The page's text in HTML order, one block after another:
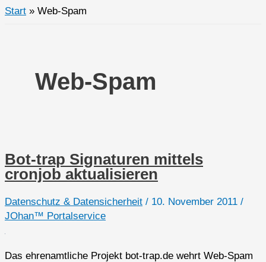
Start Web-Spam
Web-Spam
Bot-trap Signaturen mittels
cronjob aktualisieren
Datenschutz & Datensicherheit / 10. November 2011 /
JOhan™ Portalservice
Das ehrenamtliche Projekt bot-trap.de wehrt Web-Spam